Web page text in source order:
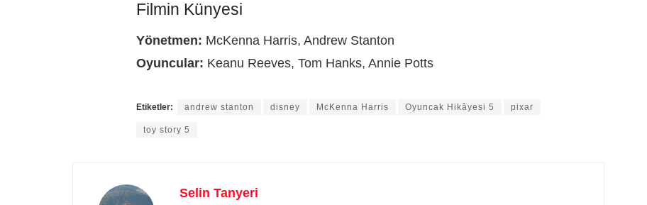
Filmin Künyesi
Yönetmen: McKenna Harris, Andrew Stanton
Oyuncular: Keanu Reeves, Tom Hanks, Annie Potts
Etiketler: andrew stanton disney McKenna Harris Oyuncak Hikâyesi 5 pixar
toy story 5
Selin Tanyeri